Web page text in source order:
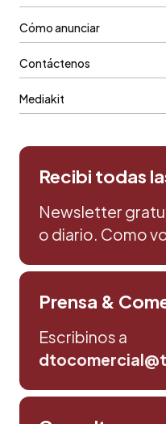
Cómo anunciar
Contáctenos
Mediakit
Recibi todas
Newsletter
o diario. Como
Prensa &
Escribinos a